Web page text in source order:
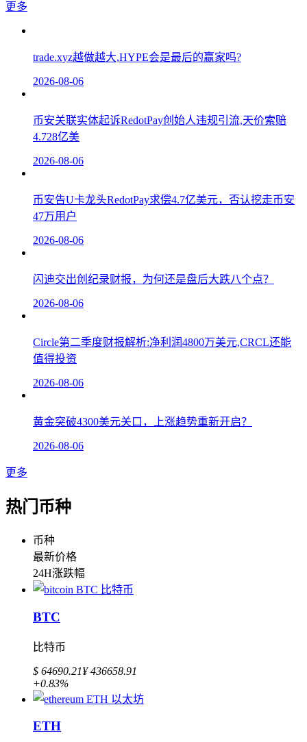
更多
trade.xyz越做越大,HYPE会是最后的赢家吗?
2026-08-06
币安关联实体起诉RedotPay创始人违规引流,天价索赔
4.728亿美
2026-08-06
币安告U卡龙头RedotPay求偿4.7亿美元，否认挖走币安
47万用户
2026-08-06
闪迪交出创纪录财报，为何还是盘后大跌八个点？
2026-08-06
Circle第二季度财报解析:净利润4800万美元,CRCL还能
值得投资
2026-08-06
黄金突破4300美元关口，上涨趋势重新开启？
2026-08-06
更多
热门币种
币种
最新价格
24H涨跌幅
BTC
比特币
$ 64690.21¥ 436658.91
+0.83%
ETH